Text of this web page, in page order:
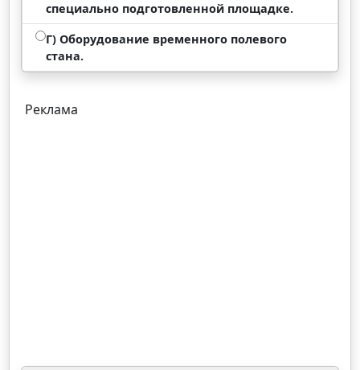
специально подготовленной площадке.
Г) Оборудование временного полевого
стана.
Реклама